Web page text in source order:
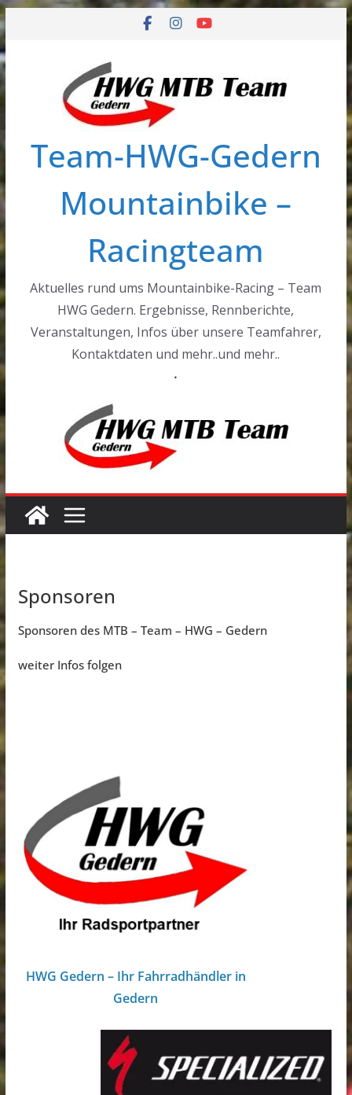
Zum
springen
Team-HWG-Gedern
Mountainbike –
Racingteam
Aktuelles rund ums Mountainbike-Racing – Team
HWG Gedern. Ergebnisse, Rennberichte,
Veranstaltungen, Infos über unsere Teamfahrer,
Kontaktdaten und mehr..und mehr..
.
Sponsoren
Sponsoren des MTB – Team – HWG – Gedern
weiter Infos folgen
HWG Gedern – Ihr Fahrradhändler in
Gedern